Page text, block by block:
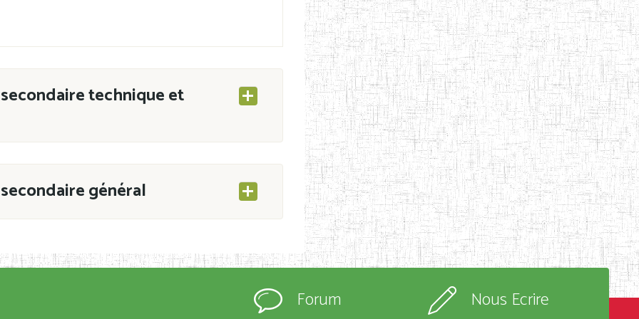
technique et
général
CAB du 21 mars 2011 portant ouverture
immatriculés et inscrits au
Forum Nous Ecrire